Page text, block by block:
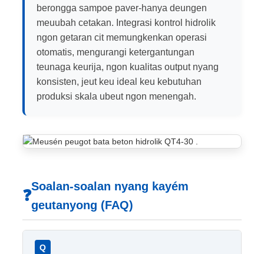
berongga sampoe paver-hanya deungen
meuubah cetakan. Integrasi kontrol hidrolik
ngon getaran cit memungkenkan operasi
otomatis, mengurangi ketergantungan
teunaga keurija, ngon kualitas output nyang
konsisten, jeut keu ideal keu kebutuhan
produksi skala ubeut ngon menengah.
❓
Soalan-soalan nyang kayém
geutanyong (FAQ)